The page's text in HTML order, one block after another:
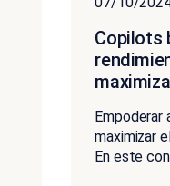
Copilots
Empoderar
maximizar
En este